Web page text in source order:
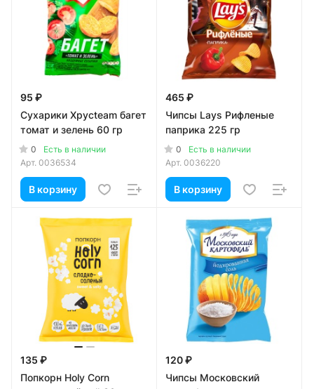
95 ₽
Сухарики Хрусteam багет
томат и зелень 60 гр
0
Есть в наличии
Арт. 0036534
В корзину
465 ₽
Чипсы Lays Рифленые
паприка 225 гр
0
Есть в наличии
Арт. 0036220
В корзину
135 ₽
Попкорн Holy Corn
120 ₽
Чипсы Московский